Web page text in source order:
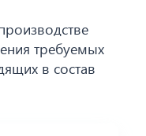
требуемых
в состав